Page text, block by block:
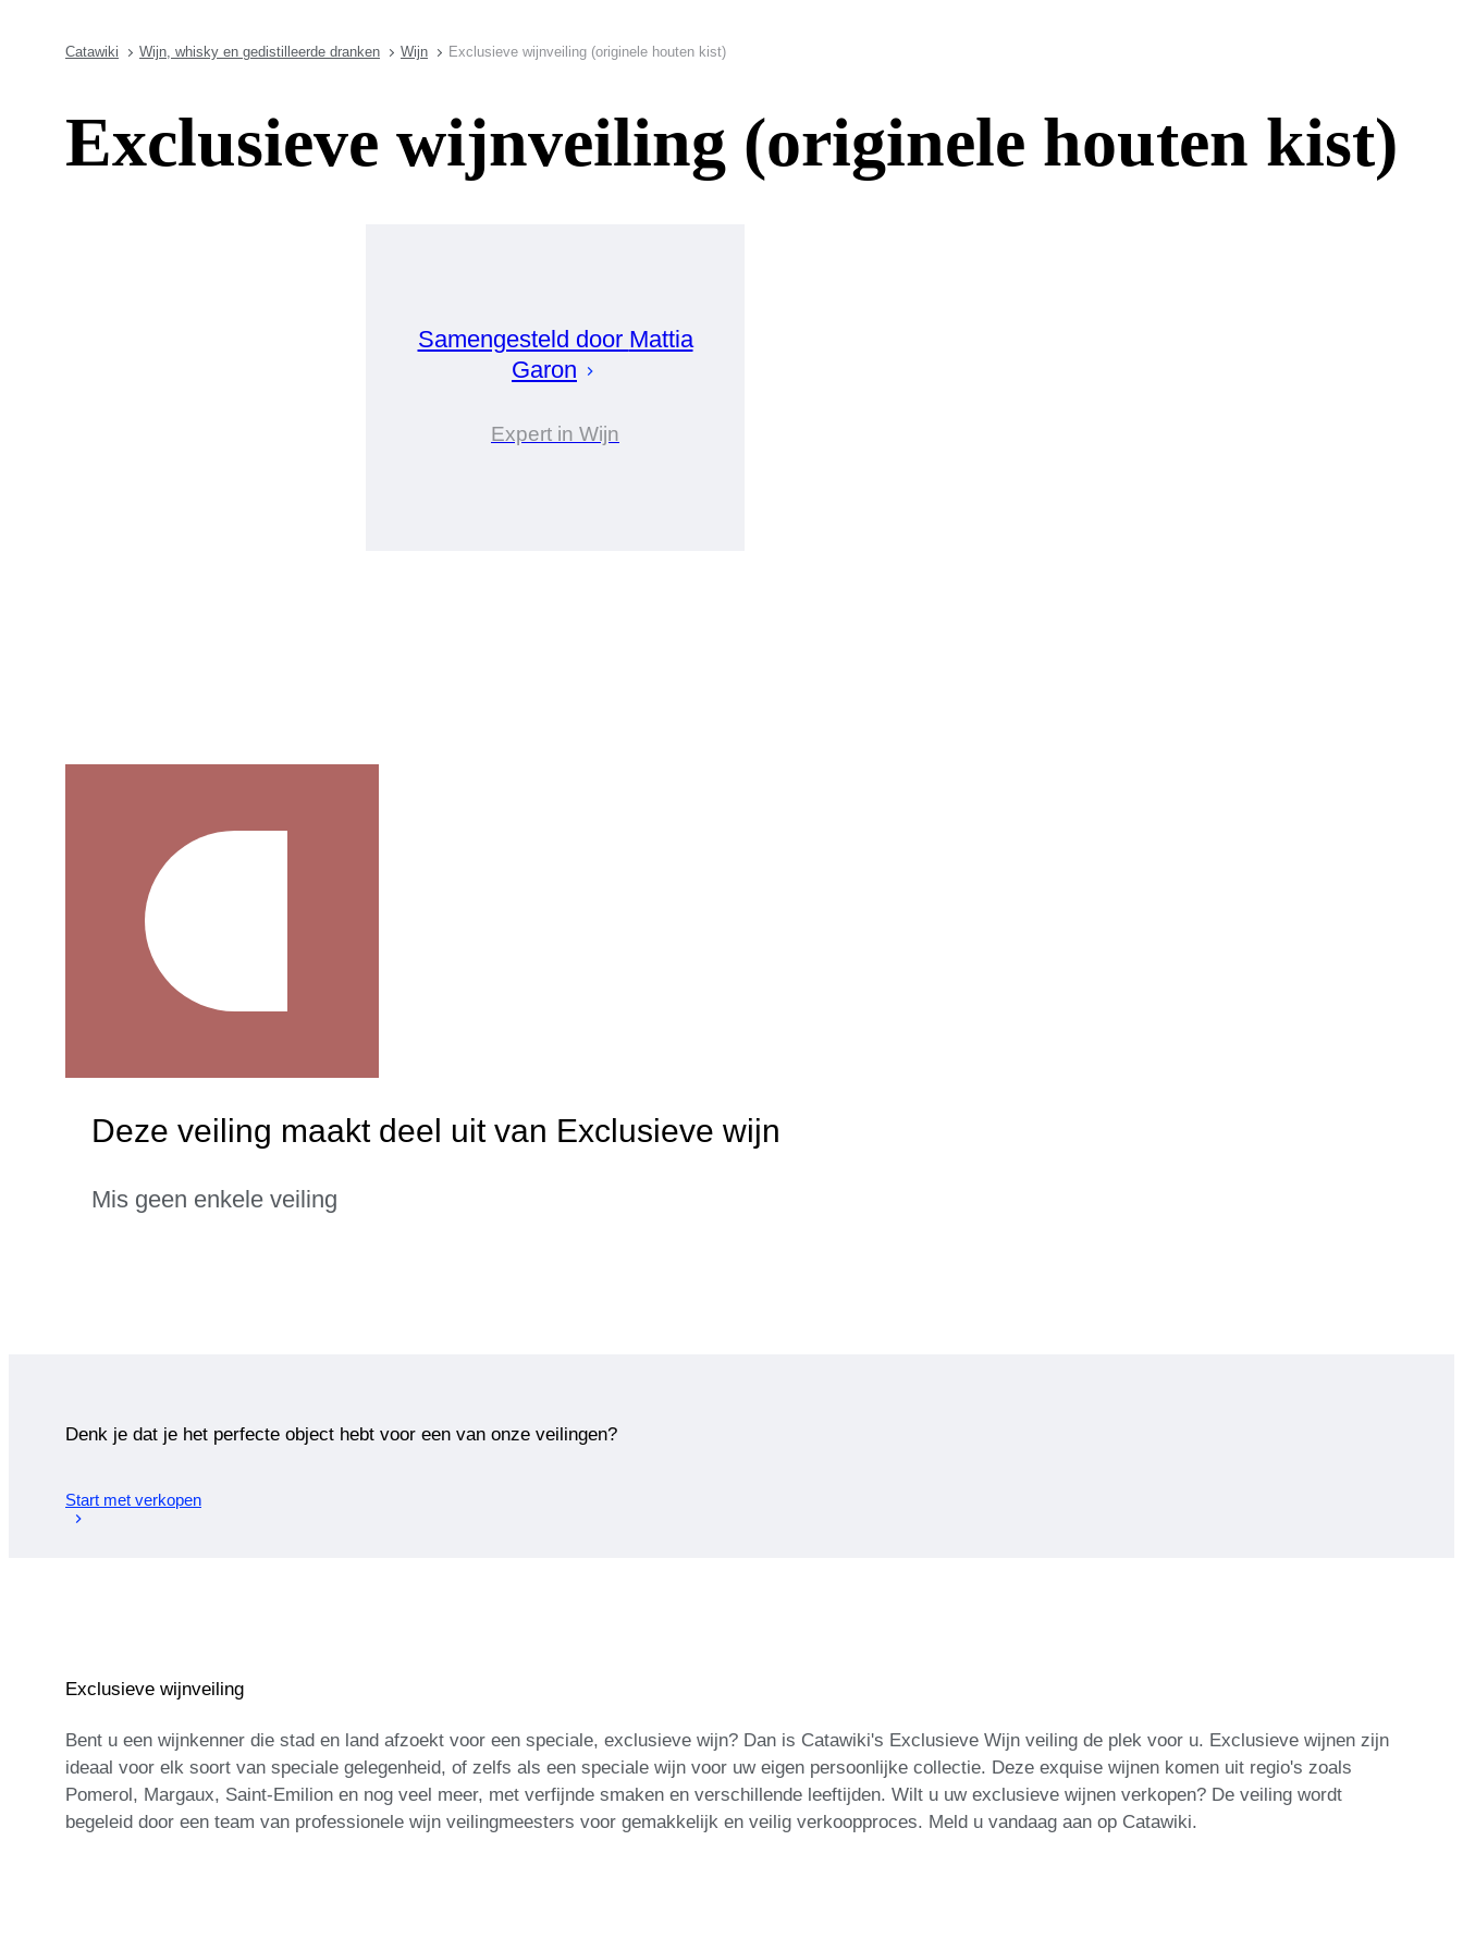
Catawiki Wijn, whisky en gedistilleerde dranken Wijn Exclusieve wijnveiling (originele houten kist)
Exclusieve wijnveiling (originele houten kist)
Samengesteld door Mattia
Garon
Expert in Wijn
Deze veiling maakt deel uit van Exclusieve wijn
Mis geen enkele veiling
Denk je dat je het perfecte object hebt voor een van onze veilingen?
Start met verkopen
Exclusieve wijnveiling
Bent u een wijnkenner die stad en land afzoekt voor een speciale, exclusieve wijn? Dan is Catawiki's Exclusieve Wijn veiling de plek voor u. Exclusieve wijnen zijn
ideaal voor elk soort van speciale gelegenheid, of zelfs als een speciale wijn voor uw eigen persoonlijke collectie. Deze exquise wijnen komen uit regio's zoals
Pomerol, Margaux, Saint-Emilion en nog veel meer, met verfijnde smaken en verschillende leeftijden. Wilt u uw exclusieve wijnen verkopen? De veiling wordt
begeleid door een team van professionele wijn veilingmeesters voor gemakkelijk en veilig verkoopproces. Meld u vandaag aan op Catawiki.